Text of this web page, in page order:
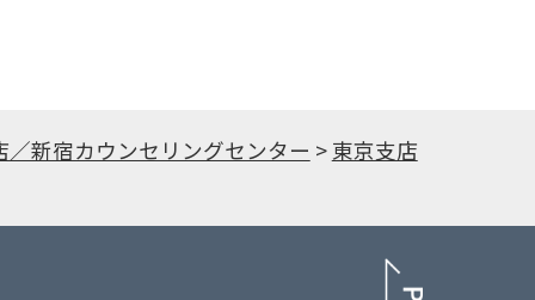
／新宿カウンセリングセンター > 東京支店